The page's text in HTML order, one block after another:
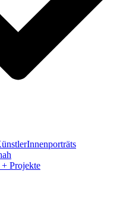
Projekte